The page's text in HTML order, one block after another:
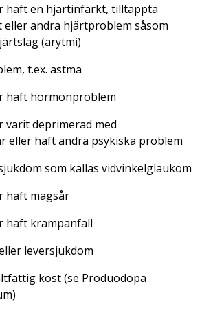
haft en hjärtinfarkt, tilltäppta
andra hjärtproblem såsom
(arytmi)
t.ex. astma
haft hormonproblem
varit deprimerad med
eller haft andra psykiska problem
som kallas vidvinkelglaukom
haft magsår
haft krampanfall
leversjukdom
kost (se Produodopa